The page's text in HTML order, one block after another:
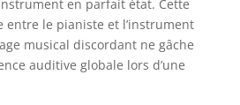
en parfait état. Cette
entre le pianiste et l’instrument
musical discordant ne gâche
auditive globale lors d’une